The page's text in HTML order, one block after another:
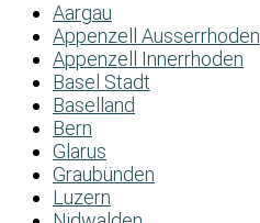
Aargau
Appenzell Ausserrhoden
Appenzell Innerrhoden
Basel Stadt
Baselland
Bern
Glarus
Graubünden
Luzern